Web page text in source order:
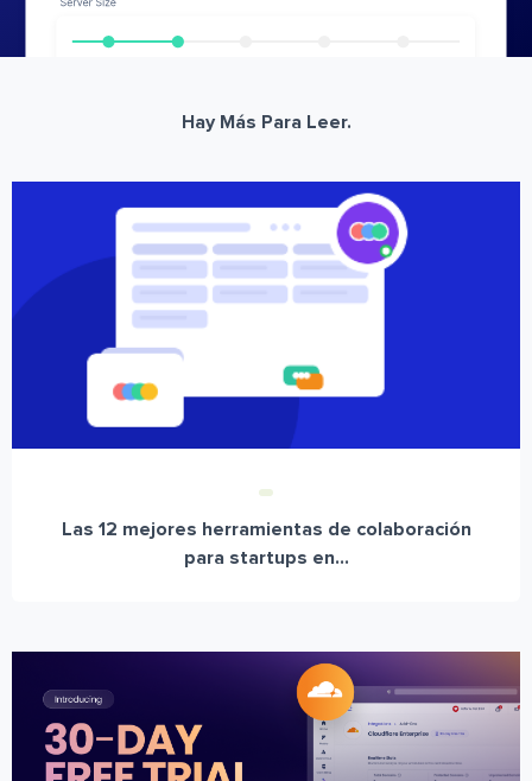
Hay Más Para Leer.
Las 12 mejores herramientas de colaboración
para startups en...